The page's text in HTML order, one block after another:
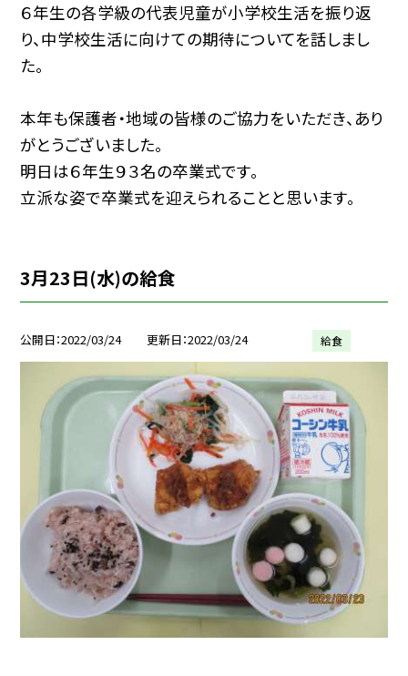
６年生の各学級の代表児童が小学校生活を振り返
り、中学校生活に向けての期待についてを話しまし
た。
本年も保護者・地域の皆様のご協力をいただき、あり
がとうございました。
明日は６年生９３名の卒業式です。
立派な姿で卒業式を迎えられることと思います。
3月23日(水)の給食
公開日 2022/03/24 更新日 2022/03/24 給食